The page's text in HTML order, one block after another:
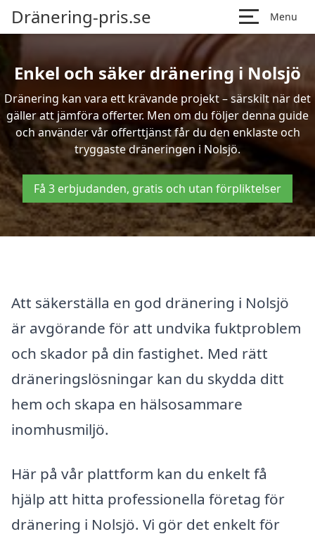
Dränering-pris.se Menu
Enkel och säker dränering i Nolsjö
Dränering kan vara ett krävande projekt – särskilt när det
gäller att jämföra offerter. Men om du följer denna guide
och använder vår offerttjänst får du den enklaste och
tryggaste dräneringen i Nolsjö.
Få 3 erbjudanden, gratis och utan förpliktelser
Att säkerställa en god dränering i Nolsjö
är avgörande för att undvika fuktproblem
och skador på din fastighet. Med rätt
dräneringslösningar kan du skydda ditt
hem och skapa en hälsosammare
inomhusmiljö.
Här på vår plattform kan du enkelt få
hjälp att hitta professionella företag för
dränering i Nolsjö. Vi gör det enkelt för